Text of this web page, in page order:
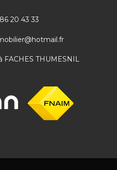
20 43 33
THUMESNIL